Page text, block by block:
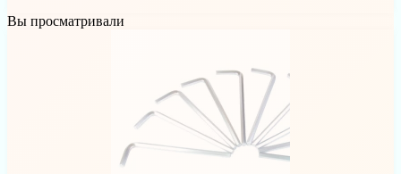
Вы просматривали